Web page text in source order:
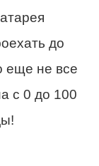
до
еще не все
с 0 до 100